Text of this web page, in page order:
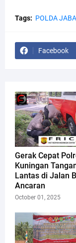
Tags: POLDA
Facebook
Gerak Cepat
Kuningan
Lantas di Jalan
Ancaran
October 01, 2025